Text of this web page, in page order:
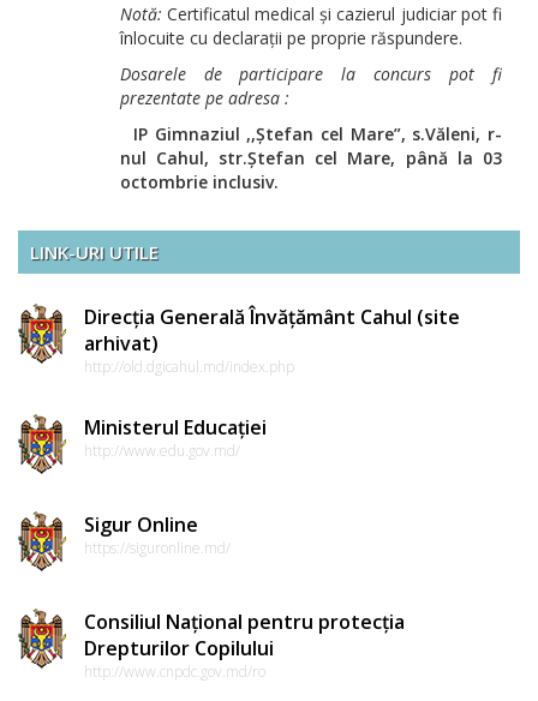
Notă: Certificatul medical și cazierul judiciar pot fi
înlocuite cu declarații pe proprie răspundere.
Dosarele de participare la concurs pot fi
prezentate pe adresa :
IP Gimnaziul ,,Ștefan cel Mare”, s.Văleni, r-
nul Cahul, str.Ștefan cel Mare, până la 03
octombrie inclusiv.
LINK-URI UTILE
Direcția Generală Învățământ Cahul (site
arhivat)
http://old.dgicahul.md/index.php
Ministerul Educației
http://www.edu.gov.md/
Sigur Online
https://siguronline.md/
Consiliul Național pentru protecția
Drepturilor Copilului
http://www.cnpdc.gov.md/ro